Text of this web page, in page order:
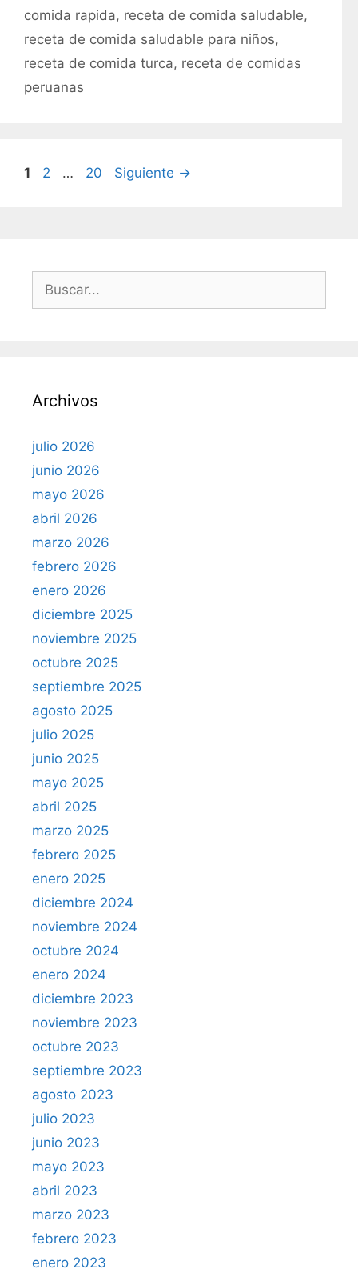
comida rapida, receta de comida saludable,
receta de comida saludable para niños,
receta de comida turca, receta de comidas
peruanas
P
1
P
a
2 …
P
a
20 Siguiente →
:
Archivos
julio 2026
junio 2026
mayo 2026
abril 2026
marzo 2026
febrero 2026
enero 2026
diciembre 2025
noviembre 2025
octubre 2025
septiembre 2025
agosto 2025
julio 2025
junio 2025
mayo 2025
abril 2025
marzo 2025
febrero 2025
enero 2025
diciembre 2024
noviembre 2024
octubre 2024
enero 2024
diciembre 2023
noviembre 2023
octubre 2023
septiembre 2023
agosto 2023
julio 2023
junio 2023
mayo 2023
abril 2023
marzo 2023
febrero 2023
enero 2023